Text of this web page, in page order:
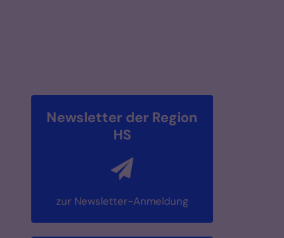
Newsletter der Region
HS
zur Newsletter-Anmeldung